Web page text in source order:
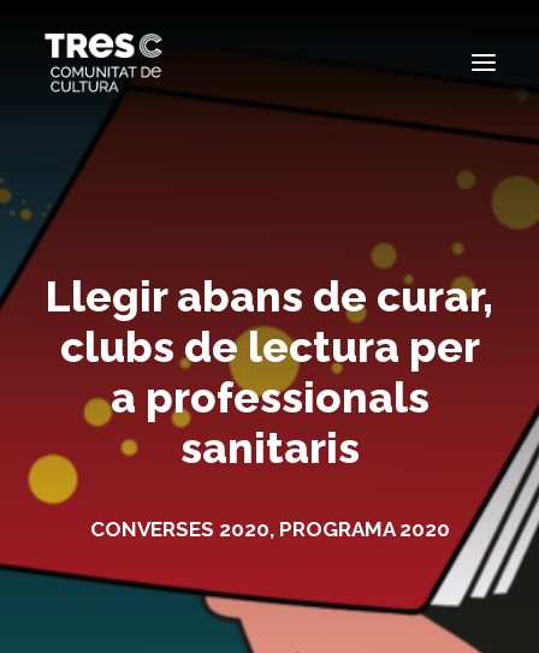
EDICIONS ANTERIORS
Llegir abans de curar,
clubs de lectura per
a professionals
sanitaris
CONVERSES 2020, PROGRAMA 2020